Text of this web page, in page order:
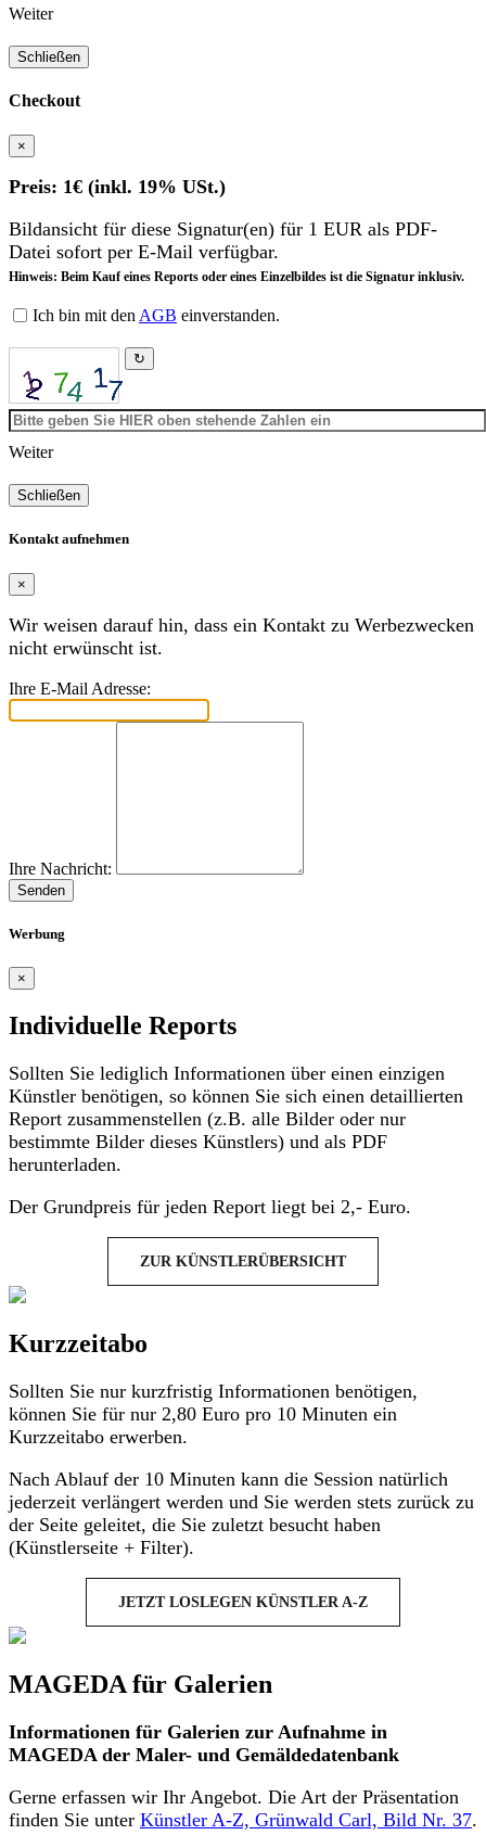
Weiter
Schließen
Checkout
×
Preis: 1€ (inkl. 19% USt.)
Bildansicht für diese Signatur(en) für 1 EUR als PDF-
Datei sofort per E-Mail verfügbar.
Hinweis: Beim Kauf eines Reports oder eines Einzelbildes ist die Signatur inklusiv.
Ich bin mit den AGB einverstanden.
↻
Weiter
Schließen
Kontakt aufnehmen
×
Wir weisen darauf hin, dass ein Kontakt zu Werbezwecken
nicht erwünscht ist.
Ihre E-Mail Adresse:
Ihre Nachricht:
Senden
Werbung
×
Individuelle Reports
Sollten Sie lediglich Informationen über einen einzigen
Künstler benötigen, so können Sie sich einen detaillierten
Report zusammenstellen (z.B. alle Bilder oder nur
bestimmte Bilder dieses Künstlers) und als PDF
herunterladen.
Der Grundpreis für jeden Report liegt bei 2,- Euro.
ZUR KÜNSTLERÜBERSICHT
Kurzzeitabo
Sollten Sie nur kurzfristig Informationen benötigen,
können Sie für nur 2,80 Euro pro 10 Minuten ein
Kurzzeitabo erwerben.
Nach Ablauf der 10 Minuten kann die Session natürlich
jederzeit verlängert werden und Sie werden stets zurück zu
der Seite geleitet, die Sie zuletzt besucht haben
(Künstlerseite + Filter).
JETZT LOSLEGEN KÜNSTLER A-Z
MAGEDA für Galerien
Informationen für Galerien zur Aufnahme in
MAGEDA der Maler- und Gemäldedatenbank
Gerne erfassen wir Ihr Angebot. Die Art der Präsentation
finden Sie unter Künstler A-Z, Grünwald Carl, Bild Nr. 37.